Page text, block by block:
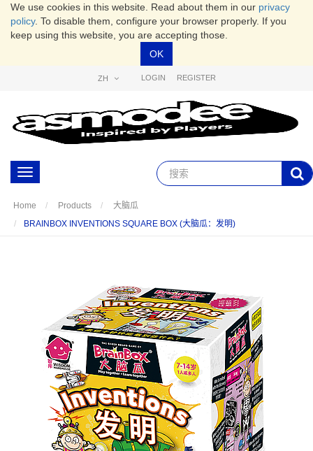
We use cookies in this website. Read about them in our privacy
policy. To disable them, configure your browser properly. If you
keep using this website, you are accepting those.
OK
ZH LOGIN REGISTER
Toggle
navigation
Home Products
大脑瓜
BRAINBOX INVENTIONS SQUARE BOX (大脑瓜：发明)